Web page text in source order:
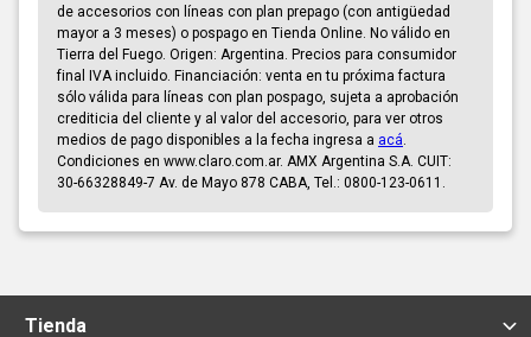
de accesorios con líneas con plan prepago (con antigüedad
mayor a 3 meses) o pospago en Tienda Online. No válido en
Tierra del Fuego. Origen: Argentina. Precios para consumidor
final IVA incluido. Financiación: venta en tu próxima factura
sólo válida para líneas con plan pospago, sujeta a aprobación
crediticia del cliente y al valor del accesorio, para ver otros
medios de pago disponibles a la fecha ingresa a acá.
Condiciones en www.claro.com.ar. AMX Argentina S.A. CUIT:
30-66328849-7 Av. de Mayo 878 CABA, Tel.: 0800-123-0611.
Tienda